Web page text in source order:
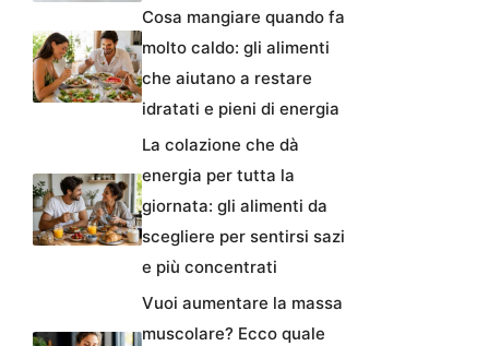
Cosa mangiare quando fa
molto caldo: gli alimenti
che aiutano a restare
idratati e pieni di energia
La colazione che dà
energia per tutta la
giornata: gli alimenti da
scegliere per sentirsi sazi
e più concentrati
Vuoi aumentare la massa
muscolare? Ecco quale